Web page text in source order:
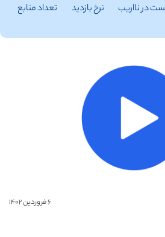
در نااریب نرخ بازدید تعداد منابع
۶ فروردین ۱۴۰۲